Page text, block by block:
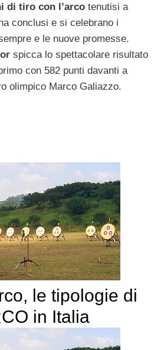
di tiro con l’arco tenutisi a
conclusi e si celebrano i
e le nuove promesse.
spicca lo spettacolare risultato
con 582 punti davanti a
olimpico Marco Galiazzo.
le tipologie di
in Italia